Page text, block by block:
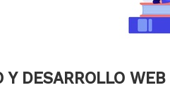
DESARROLLO WEB